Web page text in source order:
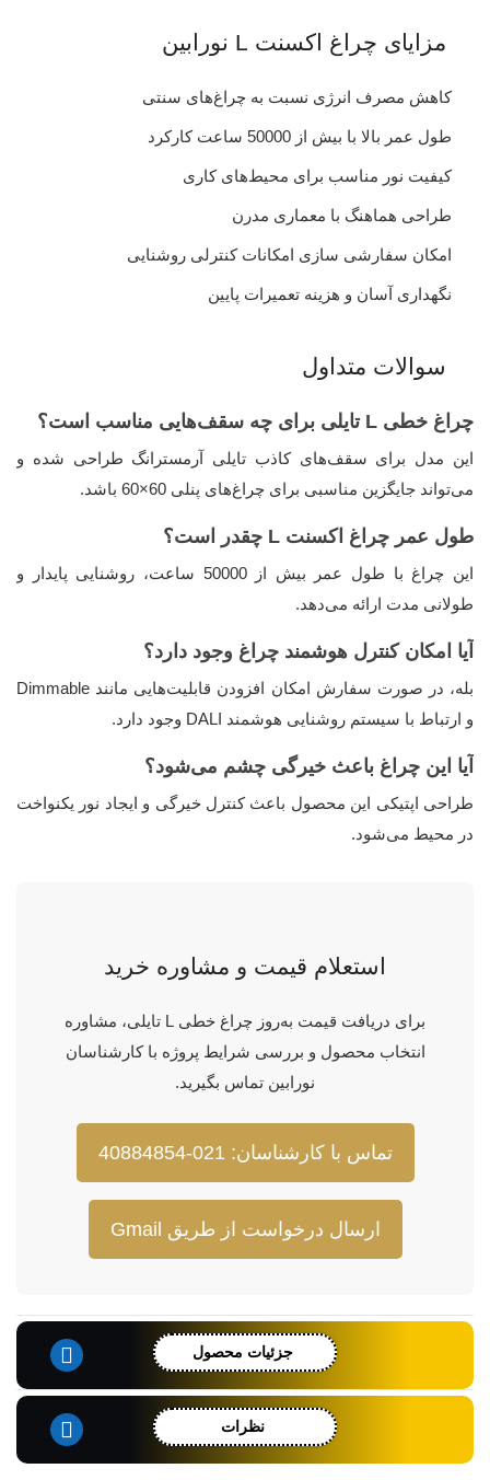
مزایای چراغ اکسنت L نورابین
کاهش مصرف انرژی نسبت به چراغ‌های سنتی
طول عمر بالا با بیش از 50000 ساعت کارکرد
کیفیت نور مناسب برای محیط‌های کاری
طراحی هماهنگ با معماری مدرن
امکان سفارشی سازی امکانات کنترلی روشنایی
نگهداری آسان و هزینه تعمیرات پایین
سوالات متداول
چراغ خطی L تایلی برای چه سقف‌هایی مناسب است؟
این مدل برای سقف‌های کاذب تایلی آرمسترانگ طراحی شده و
می‌تواند جایگزین مناسبی برای چراغ‌های پنلی 60×60 باشد.
طول عمر چراغ اکسنت L چقدر است؟
این چراغ با طول عمر بیش از 50000 ساعت، روشنایی پایدار و
طولانی مدت ارائه می‌دهد.
آیا امکان کنترل هوشمند چراغ وجود دارد؟
بله، در صورت سفارش امکان افزودن قابلیت‌هایی مانند Dimmable
و ارتباط با سیستم روشنایی هوشمند DALI وجود دارد.
آیا این چراغ باعث خیرگی چشم می‌شود؟
طراحی اپتیکی این محصول باعث کنترل خیرگی و ایجاد نور یکنواخت
در محیط می‌شود.
استعلام قیمت و مشاوره خرید
برای دریافت قیمت به‌روز چراغ خطی L تایلی، مشاوره
انتخاب محصول و بررسی شرایط پروژه با کارشناسان
نورابین تماس بگیرید.
تماس با کارشناسان: 021-40884854
ارسال درخواست از طریق Gmail
جزئیات محصول
نظرات